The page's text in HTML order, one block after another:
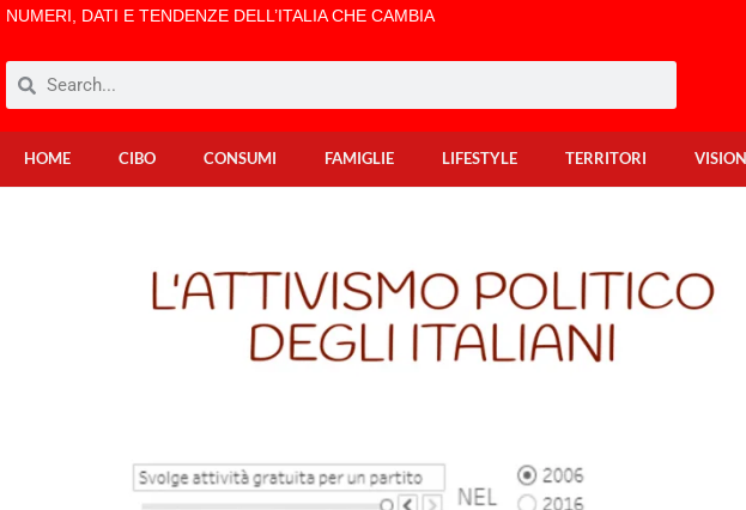
NUMERI, DATI E TENDENZE DELL’ITALIA CHE CAMBIA
HOME CIBO CONSUMI FAMIGLIE LIFESTYLE TERRITORI VISIONI